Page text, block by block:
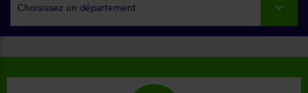
Choisissez un département